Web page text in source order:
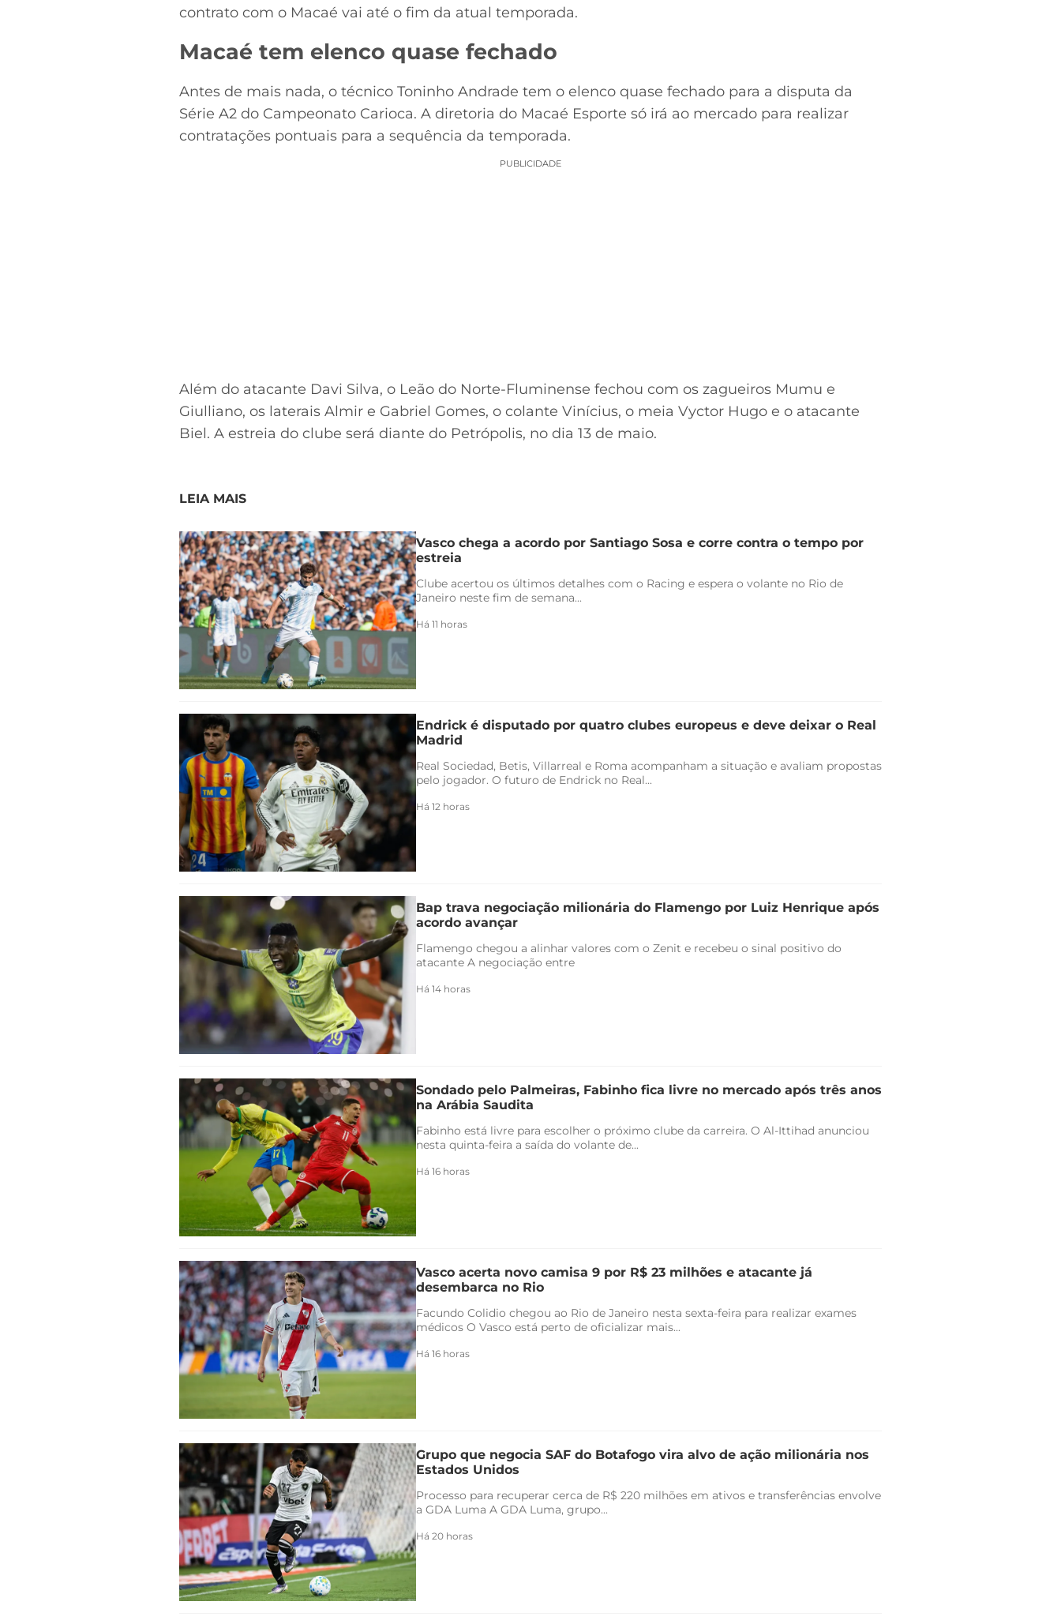
contrato com o Macaé vai até o fim da atual temporada.
Macaé tem elenco quase fechado
Antes de mais nada, o técnico Toninho Andrade tem o elenco quase fechado para a disputa da
Série A2 do Campeonato Carioca. A diretoria do Macaé Esporte só irá ao mercado para realizar
contratações pontuais para a sequência da temporada.
PUBLICIDADE
Além do atacante Davi Silva, o Leão do Norte-Fluminense fechou com os zagueiros Mumu e
Giulliano, os laterais Almir e Gabriel Gomes, o colante Vinícius, o meia Vyctor Hugo e o atacante
Biel. A estreia do clube será diante do Petrópolis, no dia 13 de maio.
LEIA MAIS
Vasco chega a acordo por Santiago Sosa e corre contra o tempo por
estreia
Clube acertou os últimos detalhes com o Racing e espera o volante no Rio de
Janeiro neste fim de semana...
Há 11 horas
Endrick é disputado por quatro clubes europeus e deve deixar o Real
Madrid
Real Sociedad, Betis, Villarreal e Roma acompanham a situação e avaliam propostas
pelo jogador. O futuro de Endrick no Real...
Há 12 horas
Bap trava negociação milionária do Flamengo por Luiz Henrique após
acordo avançar
Flamengo chegou a alinhar valores com o Zenit e recebeu o sinal positivo do
atacante A negociação entre
Há 14 horas
Sondado pelo Palmeiras, Fabinho fica livre no mercado após três anos
na Arábia Saudita
Fabinho está livre para escolher o próximo clube da carreira. O Al-Ittihad anunciou
nesta quinta-feira a saída do volante de...
Há 16 horas
Vasco acerta novo camisa 9 por R$ 23 milhões e atacante já
desembarca no Rio
Facundo Colidio chegou ao Rio de Janeiro nesta sexta-feira para realizar exames
médicos O Vasco está perto de oficializar mais...
Há 16 horas
Grupo que negocia SAF do Botafogo vira alvo de ação milionária nos
Estados Unidos
Processo para recuperar cerca de R$ 220 milhões em ativos e transferências envolve
a GDA Luma A GDA Luma, grupo...
Há 20 horas